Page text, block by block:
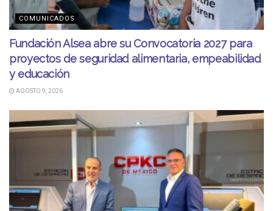
COMUNICADOS
Fundación Alsea abre su Convocatoria 2027 para
proyectos de seguridad alimentaria, empeabilidad
y educación
AGOSTO 9, 2026